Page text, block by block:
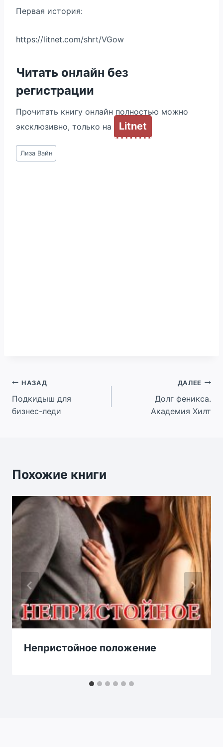
Первая история:
https://litnet.com/shrt/VGow
Читать онлайн без
регистрации
Прочитать книгу онлайн полностью можно
эксклюзивно, только на
Litnet
Метки
записи:
Лиза Вайн
Навигация
по
НАЗАД
Подкидыш для
бизнес-леди
ДАЛЕЕ
Долг феникса.
Академия Хилт
Похожие книги
Непристойное положение